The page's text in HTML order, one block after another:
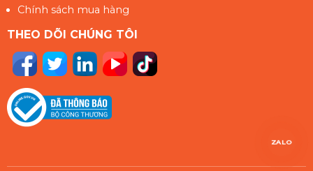
Chính sách mua hàng
THEO DÕI CHÚNG TÔI
ZALO